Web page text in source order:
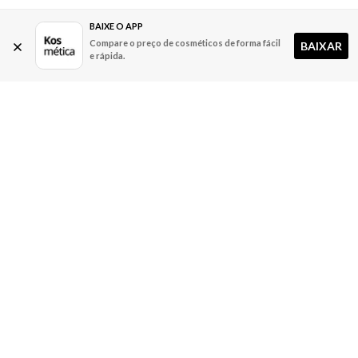
BAIXE O APP
Compare o preço de cosméticos de forma fácil
e rápida.
BAIXAR